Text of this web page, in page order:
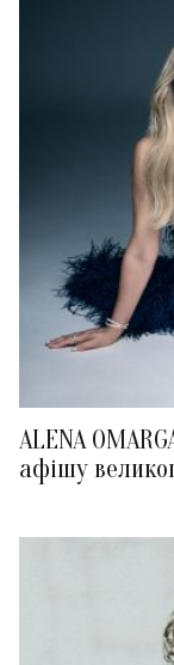
ALENA
афішу